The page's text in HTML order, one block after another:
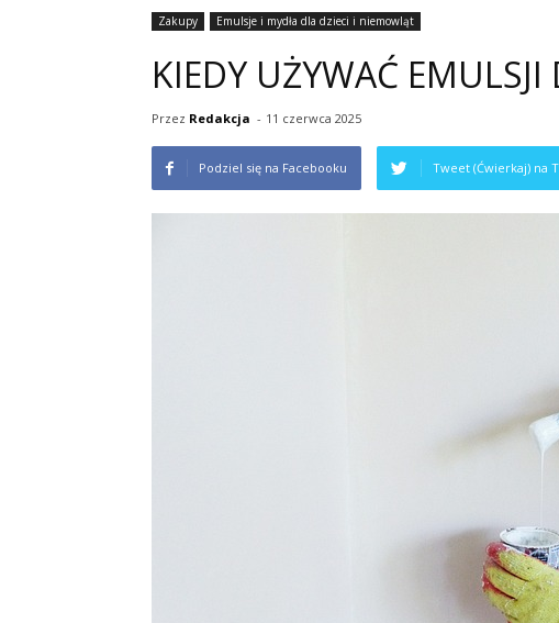
Zakupy Emulsje i mydła dla dzieci i niemowląt
KIEDY UŻYWAĆ EMULSJI
Przez Redakcja - 11 czerwca 2025
Podziel się na Facebooku Tweet (Ćwierkaj) na